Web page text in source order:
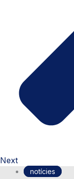
Next
notícies